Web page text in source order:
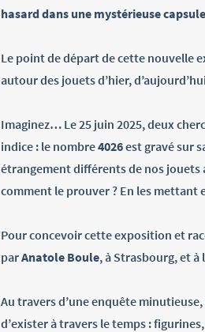
hasard dans une mystérieuse
Le point de départ de cette nouvelle
autour des jouets d’hier,
Imaginez… Le 25 juin 2025, deux
indice : le nombre4026est gravé sur
étrangement différents de nos jouets
comment le prouver ? En les mettant
Pour concevoir cette exposition et
parAnatole Boule, à Strasbourg, et
Au travers d’une enquête
d’exister à travers le temps :